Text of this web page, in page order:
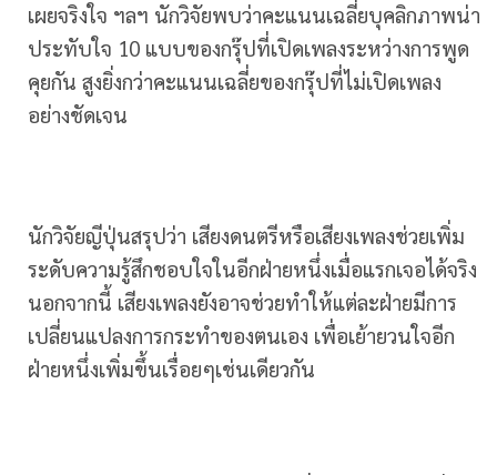
เผยจริงใจ ฯลฯ นักวิจัยพบว่าคะแนนเฉลี่ยบุคลิกภาพน่า
ประทับใจ 10 แบบของกรุ๊ปที่เปิดเพลงระหว่างการพูด
คุยกัน สูงยิ่งกว่าคะแนนเฉลี่ยของกรุ๊ปที่ไม่เปิดเพลง
อย่างชัดเจน
นักวิจัยญีปุ่นสรุปว่า เสียงดนตรีหรือเสียงเพลงช่วยเพิ่ม
ระดับความรู้สึกชอบใจในอีกฝ่ายหนึ่งเมื่อแรกเจอได้จริง
นอกจากนี้ เสียงเพลงยังอาจช่วยทำให้แต่ละฝ่ายมีการ
เปลี่ยนแปลงการกระทำของตนเอง เพื่อเย้ายวนใจอีก
ฝ่ายหนึ่งเพิ่มขึ้นเรื่อยๆเช่นเดียวกัน